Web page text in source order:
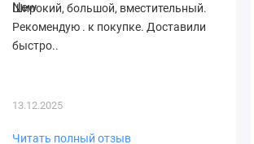
Широкий, большой, вместительный.
Рекомендую . к покупке. Доставили
быстро..
13.12.2025
Читать полный отзыв